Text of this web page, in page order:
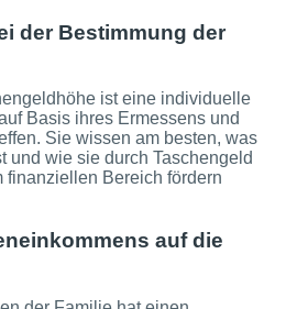
der Bestimmung der
ist eine individuelle
Basis ihres Ermessens und
Sie wissen am besten, was
und wie sie durch Taschengeld
Bereich fördern
auf die